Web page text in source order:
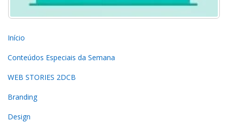
Início
Conteúdos Especiais da Semana
WEB STORIES 2DCB
Branding
Design